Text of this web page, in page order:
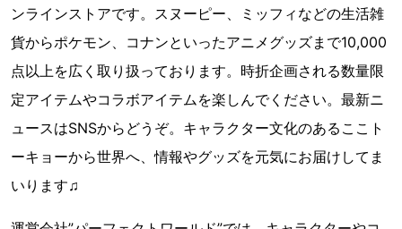
ンラインストアです。スヌーピー、ミッフィなどの生活雑
貨からポケモン、コナンといったアニメグッズまで10,000
点以上を広く取り扱っております。時折企画される数量限
定アイテムやコラボアイテムを楽しんでください。最新ニ
ュースはSNSからどうぞ。キャラクター文化のあるここト
ーキョーから世界へ、情報やグッズを元気にお届けしてま
いります♫